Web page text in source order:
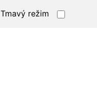
Tmavý režim